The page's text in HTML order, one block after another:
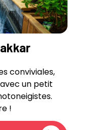
conviviales,
un petit
!